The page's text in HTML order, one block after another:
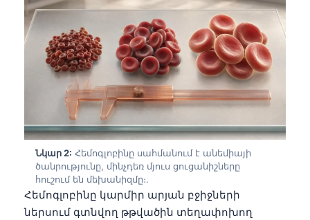
Նկար 2: Հեմոգլոբինը սահմանում է անեմիայի
ծանրությունը, մինչդեռ մյուս ցուցանիշները
հուշում են մեխանիզմը։.
Հեմոգլոբինը կարմիր արյան բջիջների
ներսում գտնվող թթվածին տեղափոխող